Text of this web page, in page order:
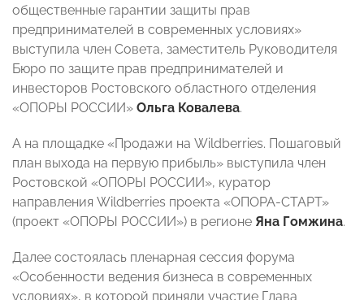
общественные гарантии защиты прав
предпринимателей в современных условиях»
выступила член Совета, заместитель Руководителя
Бюро по защите прав предпринимателей и
инвесторов Ростовского областного отделения
«ОПОРЫ РОССИИ» Ольга Ковалева.
А на площадке «Продажи на Wildberries. Пошаговый
план выхода на первую прибыль» выступила член
Ростовской «ОПОРЫ РОССИИ», куратор
направления Wildberries проекта «ОПОРА-СТАРТ»
(проект «ОПОРЫ РОССИИ») в регионе Яна Гомжина.
Далее состоялась пленарная сессия форума
«Особенности ведения бизнеса в современных
условиях», в которой приняли участие Глава